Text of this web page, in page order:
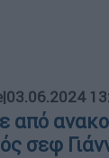
|03.06.2024
από
σεφ